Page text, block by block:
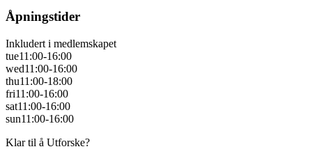
Åpningstider
Inkludert i medlemskapet
tue11:00-16:00
wed11:00-16:00
thu11:00-18:00
fri11:00-16:00
sat11:00-16:00
sun11:00-16:00
Klar til å Utforske?